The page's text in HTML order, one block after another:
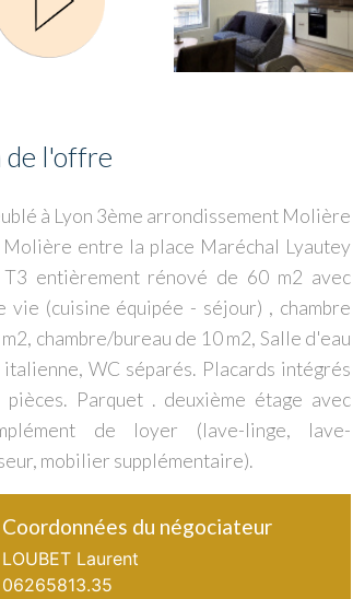
de l'offre
à Lyon 3ème arrondissement Molière
Molière entre la place Maréchal Lyautey
entièrement rénové de 60 m2 avec
vie (cuisine équipée - séjour) , chambre
chambre/bureau de 10 m2, Salle d'eau
WC séparés. Placards intégrés
Parquet . deuxième étage avec
de loyer (lave-linge, lave-
mobilier supplémentaire).
Coordonnées du négociateur
LOUBET Laurent
06265813.35